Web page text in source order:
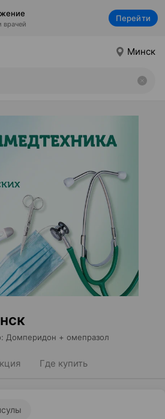
врачей
Перейти
Минск
: Домперидон + омепразол
Где купить